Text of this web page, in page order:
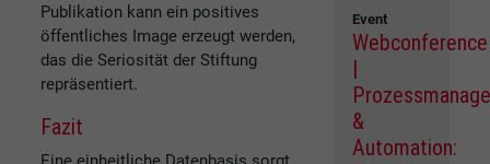
Publikation kann ein positives
öffentliches Image erzeugt werden,
das die Seriosität der Stiftung
repräsentiert.
Fazit
Event
Webconference
|
&
Automation: